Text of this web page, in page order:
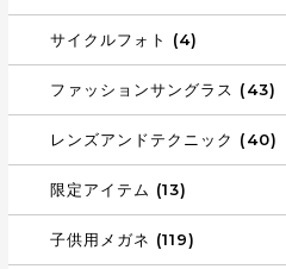
サイクルフォト (4)
ファッションサングラス (43)
レンズアンドテクニック (40)
限定アイテム (13)
子供用メガネ (119)